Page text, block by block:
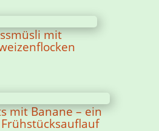
mit
mit Banane – ein